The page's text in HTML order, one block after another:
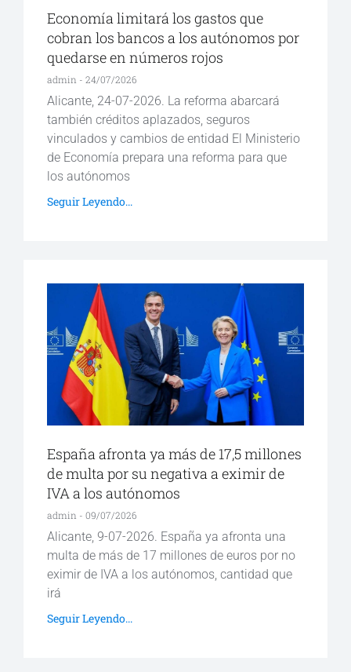
Economía limitará los gastos que
cobran los bancos a los autónomos por
quedarse en números rojos
admin 24/07/2026
Alicante, 24-07-2026. La reforma abarcará
también créditos aplazados, seguros
vinculados y cambios de entidad El Ministerio
de Economía prepara una reforma para que
los autónomos
Seguir Leyendo...
España afronta ya más de 17,5 millones
de multa por su negativa a eximir de
IVA a los autónomos
admin 09/07/2026
Alicante, 9-07-2026. España ya afronta una
multa de más de 17 millones de euros por no
eximir de IVA a los autónomos, cantidad que
irá
Seguir Leyendo...